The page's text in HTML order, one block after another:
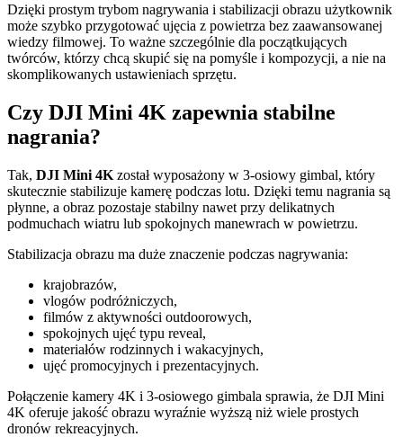
Dzięki prostym trybom nagrywania i stabilizacji obrazu użytkownik
może szybko przygotować ujęcia z powietrza bez zaawansowanej
wiedzy filmowej. To ważne szczególnie dla początkujących
twórców, którzy chcą skupić się na pomyśle i kompozycji, a nie na
skomplikowanych ustawieniach sprzętu.
Czy DJI Mini 4K zapewnia stabilne
nagrania?
Tak, DJI Mini 4K został wyposażony w 3-osiowy gimbal, który
skutecznie stabilizuje kamerę podczas lotu. Dzięki temu nagrania są
płynne, a obraz pozostaje stabilny nawet przy delikatnych
podmuchach wiatru lub spokojnych manewrach w powietrzu.
Stabilizacja obrazu ma duże znaczenie podczas nagrywania:
krajobrazów,
vlogów podróżniczych,
filmów z aktywności outdoorowych,
spokojnych ujęć typu reveal,
materiałów rodzinnych i wakacyjnych,
ujęć promocyjnych i prezentacyjnych.
Połączenie kamery 4K i 3-osiowego gimbala sprawia, że DJI Mini
4K oferuje jakość obrazu wyraźnie wyższą niż wiele prostych
dronów rekreacyjnych.